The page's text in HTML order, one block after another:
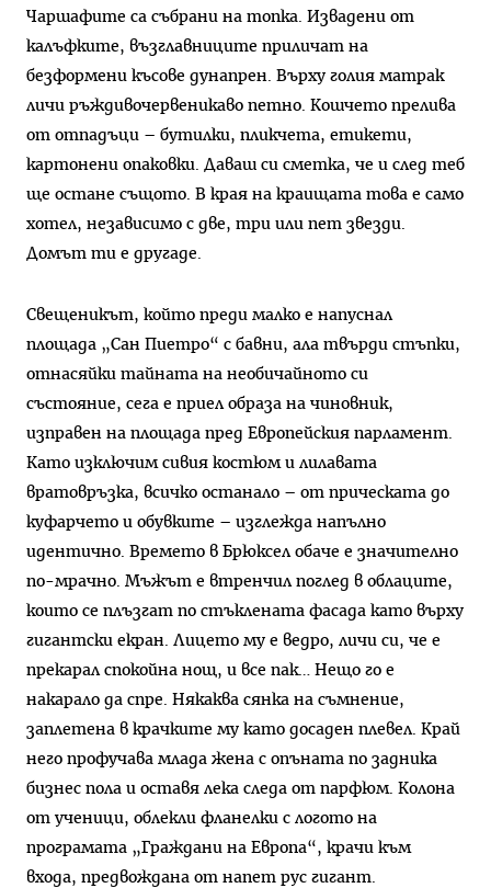
Чаршафите са събрани на топка. Извадени от
калъфките, възглавниците приличат на
безформени късове дунапрен. Върху голия матрак
личи ръждивочервеникаво петно. Кошчето прелива
от отпадъци – бутилки, пликчета, етикети,
картонени опаковки. Даваш си сметка, че и след теб
ще остане същото. В края на краищата това е само
хотел, независимо с две, три или пет звезди.
Домът ти е другаде.
Свещеникът, който преди малко е напуснал
площада „Сан Пиетро“ с бавни, ала твърди стъпки,
отнасяйки тайната на необичайното си
състояние, сега е приел образа на чиновник,
изправен на площада пред Европейския парламент.
Като изключим сивия костюм и лилавата
вратовръзка, всичко останало – от прическата до
куфарчето и обувките – изглежда напълно
идентично. Времето в Брюксел обаче е значително
по-мрачно. Мъжът е втренчил поглед в облаците,
които се плъзгат по стъклената фасада като върху
гигантски екран. Лицето му е ведро, личи си, че е
прекарал спокойна нощ, и все пак… Нещо го е
накарало да спре. Някаква сянка на съмнение,
заплетена в крачките му като досаден плевел. Край
него профучава млада жена с опъната по задника
бизнес пола и оставя лека следа от парфюм. Колона
от ученици, облекли фланелки с логото на
програмата „Граждани на Европа“, крачи към
входа, предвождана от напет рус гигант.